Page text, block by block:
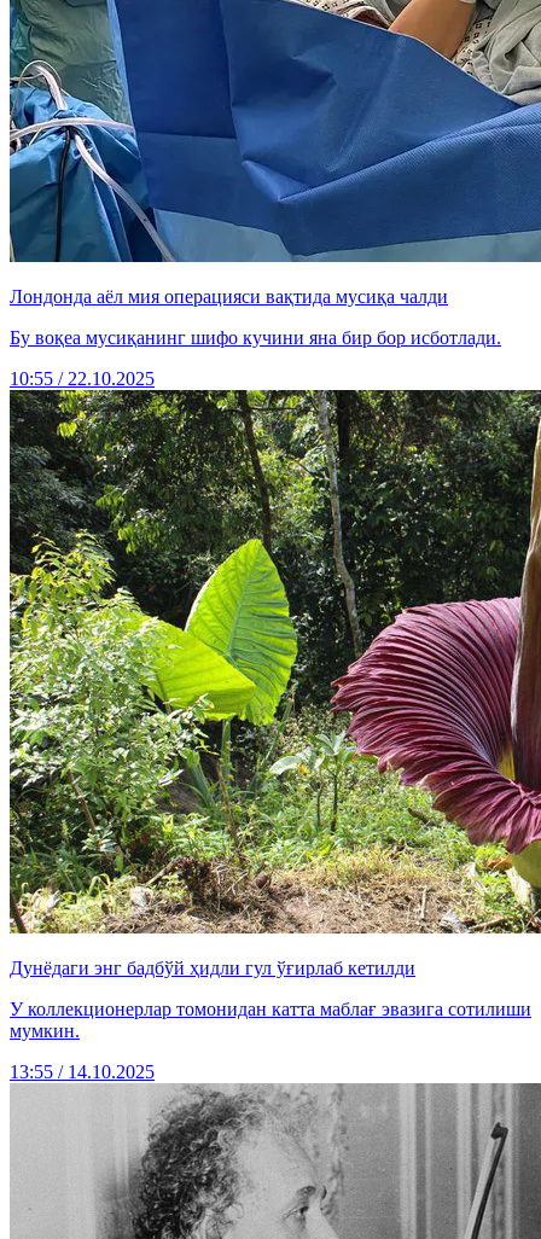
Лондонда аёл мия операцияси вақтида мусиқа чалди
Бу воқеа мусиқанинг шифо кучини яна бир бор исботлади.
10:55 / 22.10.2025
Дунёдаги энг бадбўй ҳидли гул ўғирлаб кетилди
У коллекционерлар томонидан катта маблағ эвазига сотилиши
мумкин.
13:55 / 14.10.2025